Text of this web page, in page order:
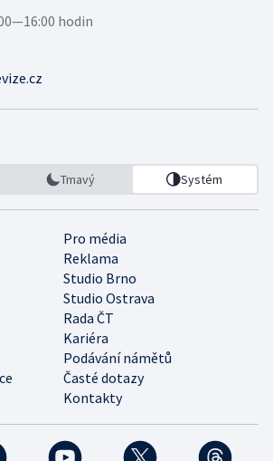
hodin
Tmavý Systém
Pro média
Reklama
Studio Brno
Studio Ostrava
Rada ČT
Kariéra
Podávání námětů
Časté dotazy
Kontakty